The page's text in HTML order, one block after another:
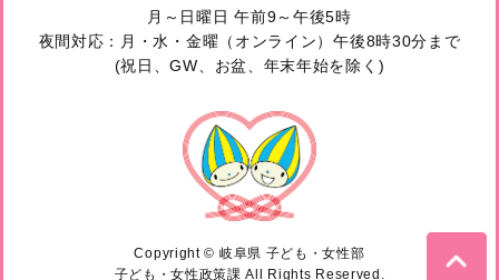
月～日曜日 午前9～午後5時
夜間対応：月・水・金曜（オンライン）午後8時30分まで
(祝日、GW、お盆、年末年始を除く)
Copyright © 岐阜県 子ども・女性部
子ども・女性政策課 All Rights Reserved.